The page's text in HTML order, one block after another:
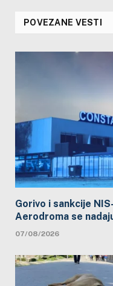
POVEZANE VESTI
Gorivo i sankcije
Aerodroma se
07/08/2026